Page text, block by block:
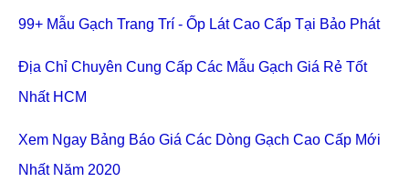
99+ Mẫu Gạch Trang Trí - Ốp Lát Cao Cấp Tại Bảo Phát
Địa Chỉ Chuyên Cung Cấp Các Mẫu Gạch Giá Rẻ Tốt
Nhất HCM
Xem Ngay Bảng Báo Giá Các Dòng Gạch Cao Cấp Mới
Nhất Năm 2020